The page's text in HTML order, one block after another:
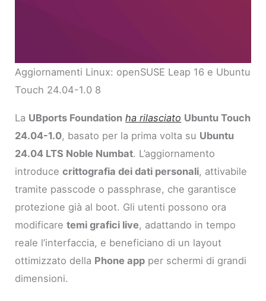
Aggiornamenti Linux: openSUSE Leap 16 e Ubuntu
Touch 24.04-1.0 8
La UBports Foundation ha rilasciato Ubuntu Touch
24.04-1.0, basato per la prima volta su Ubuntu
24.04 LTS Noble Numbat. L’aggiornamento
introducecrittografia dei dati personali, attivabile
tramite passcode o passphrase, che garantisce
protezione già al boot. Gli utenti possono ora
modificaretemi grafici live, adattando in tempo
reale l’interfaccia, e beneficiano di un layout
ottimizzato della Phone app per schermi di grandi
dimensioni.